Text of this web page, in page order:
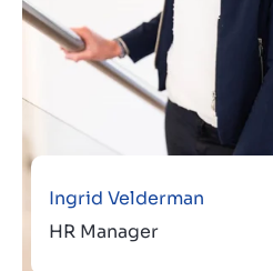
Ingrid Velderman
HR Manager